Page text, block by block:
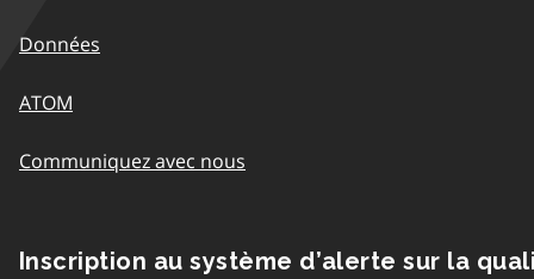
Données
ATOM
Communiquez avec nous
Inscription au système d’alerte sur la